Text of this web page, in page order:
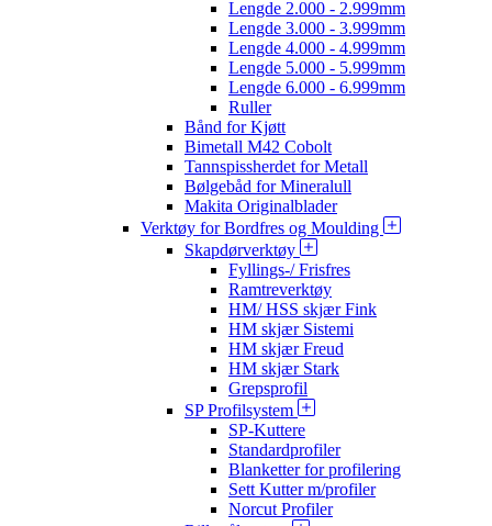
Lengde 2.000 - 2.999mm
Lengde 3.000 - 3.999mm
Lengde 4.000 - 4.999mm
Lengde 5.000 - 5.999mm
Lengde 6.000 - 6.999mm
Ruller
Bånd for Kjøtt
Bimetall M42 Cobolt
Tannspissherdet for Metall
Bølgebåd for Mineralull
Makita Originalblader
Verktøy for Bordfres og Moulding
Skapdørverktøy
Fyllings-/ Frisfres
Ramtreverktøy
HM/ HSS skjær Fink
HM skjær Sistemi
HM skjær Freud
HM skjær Stark
Grepsprofil
SP Profilsystem
SP-Kuttere
Standardprofiler
Blanketter for profilering
Sett Kutter m/profiler
Norcut Profiler